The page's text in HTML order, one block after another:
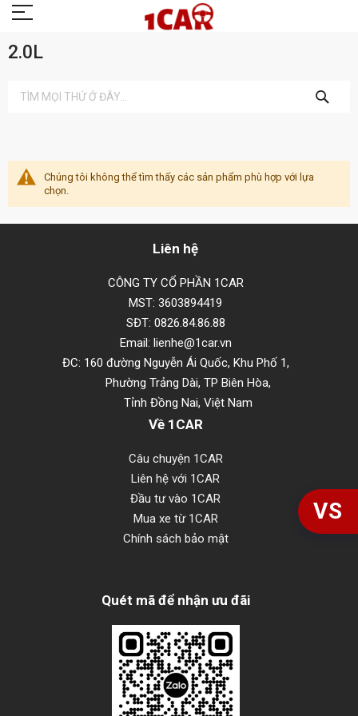
2.0L
KIẾM
Chúng tôi không thể tìm thấy các sản phẩm phù hợp với lựa
chọn.
Liên hệ
CÔNG TY CỔ PHẦN 1CAR
MST: 3603894419
SĐT: 0826.84.86.88
Email: lienhe@1car.vn
ĐC: 160 đường Nguyễn Ái Quốc, Khu Phố 1,
Phường Trảng Dài, TP Biên Hòa,
Tỉnh Đồng Nai, Việt Nam
Về 1CAR
Câu chuyện 1CAR
Liên hệ với 1CAR
Đầu tư vào 1CAR
Mua xe từ 1CAR
Chính sách bảo mật
Quét mã để nhận ưu đãi
VS